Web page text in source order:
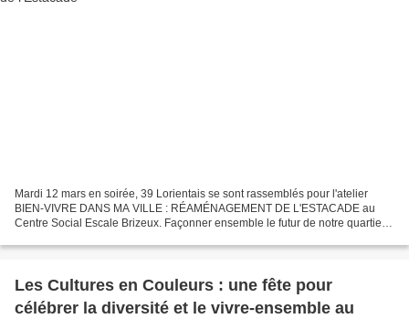
Mardi 12 mars en soirée, 39 Lorientais se sont rassemblés pour l'atelier
BIEN-VIVRE DANS MA VILLE : RÉAMÉNAGEMENT DE L'ESTACADE au
Centre Social Escale Brizeux. Façonner ensemble le futur de notre quartier
Les Cultures en Couleurs : une fête pour
célébrer la diversité et le vivre-ensemble au